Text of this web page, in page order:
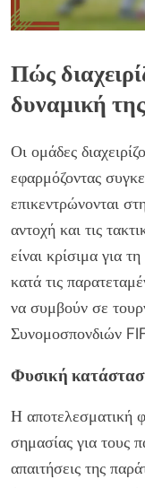
Πώς
δυναμική
Οι ομάδες
εφαρμόζοντας
επικεντρώνονται
αντοχή και τις
είναι κρίσιμα για
κατά τις
να συμβούν σε
Συνομοσπονδιών
Φυσική
Η αποτελεσματική
σημασίας για τους
απαιτήσεις της